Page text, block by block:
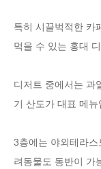
특히 시끌벅적한 카
먹을 수 있는 홍대
디저트 중에서는 과
기 산도가 대표 메뉴
3층에는 야외테라
려동물도 동반이 가